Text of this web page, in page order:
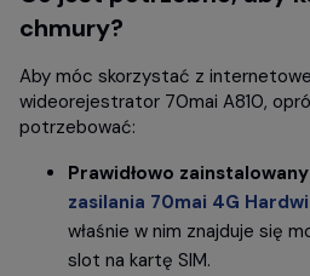
chmury?
Aby móc skorzystać z
wideorejestrator 70mai A810,
potrzebować:
Prawidłowo
zasilania 70mai 4G
właśnie w nim znajduje się
slot na kartę SIM.